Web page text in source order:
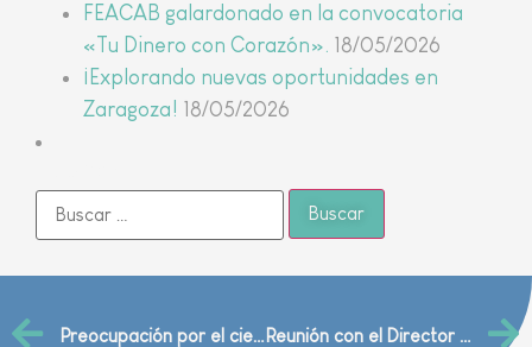
FEACAB galardonado en la convocatoria
«Tu Dinero con Corazón». 18/05/2026
¡Explorando nuevas oportunidades en
Zaragoza! 18/05/2026
Preocupación por el cierre en verano de la Unidad de Trastornos Alimentarios del Hospital Provincial de Zaragoza Reunión con el Director General de Salud Mental